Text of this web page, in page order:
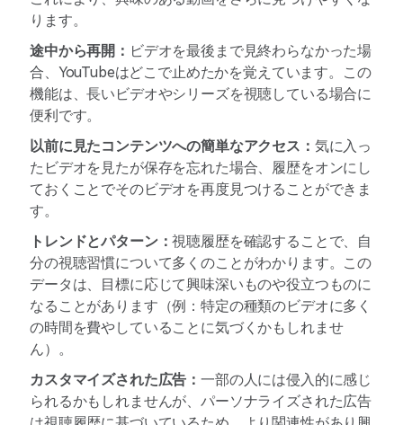
ります。
途中から再開： ビデオを最後まで見終わらなかった場
合、YouTubeはどこで止めたかを覚えています。この
機能は、長いビデオやシリーズを視聴している場合に
便利です。
以前に見たコンテンツへの簡単なアクセス： 気に入っ
たビデオを見たが保存を忘れた場合、履歴をオンにし
ておくことでそのビデオを再度見つけることができま
す。
トレンドとパターン：視聴履歴を確認することで、自
分の視聴習慣について多くのことがわかります。この
データは、目標に応じて興味深いものや役立つものに
なることがあります（例：特定の種類のビデオに多く
の時間を費やしていることに気づくかもしれませ
ん）。
カスタマイズされた広告：一部の人には侵入的に感じ
られるかもしれませんが、パーソナライズされた広告